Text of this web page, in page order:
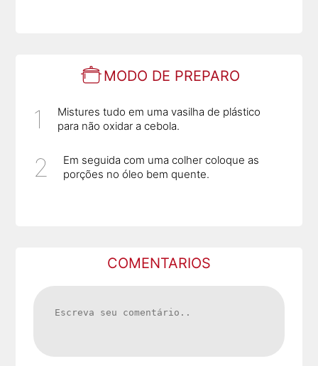
MODO DE PREPARO
Mistures tudo em uma vasilha de plástico
para não oxidar a cebola.
Em seguida com uma colher coloque as
porções no óleo bem quente.
COMENTARIOS